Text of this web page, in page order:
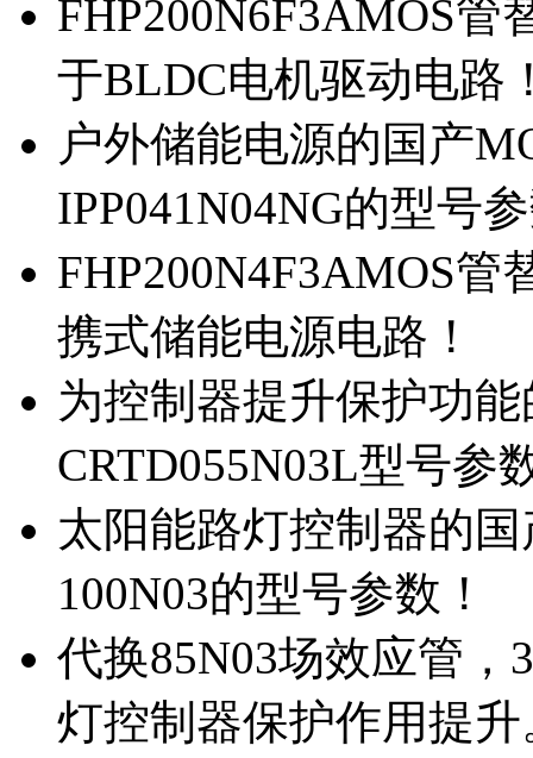
FHP200N6F3AMOS管
于BLDC电机驱动电路
户外储能电源的国产
IPP041N04NG的型号
FHP200N4F3AMOS管
携式储能电源电路！
为控制器提升保护功
CRTD055N03L型号参
太阳能路灯控制器的
100N03的型号参数！
代换85N03场效应管
灯控制器保护作用提升